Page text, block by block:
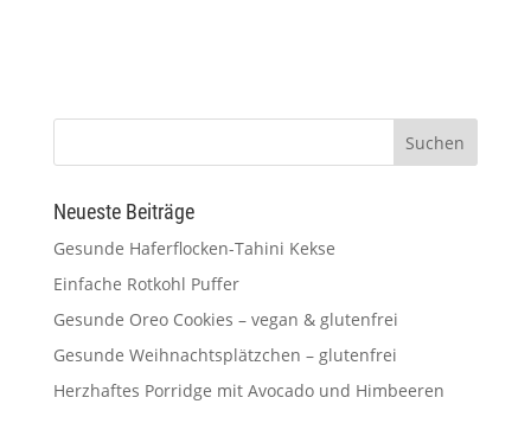
Neueste Beiträge
Gesunde Haferflocken-Tahini Kekse
Einfache Rotkohl Puffer
Gesunde Oreo Cookies – vegan & glutenfrei
Gesunde Weihnachtsplätzchen – glutenfrei
Herzhaftes Porridge mit Avocado und Himbeeren